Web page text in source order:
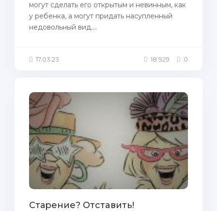
могут сделать его открытым и невинным, как
у ребенка, а могут придать насупленный
недовольный вид....
17.03.23 18 929 0
Cтарение? Oтcтaвить!